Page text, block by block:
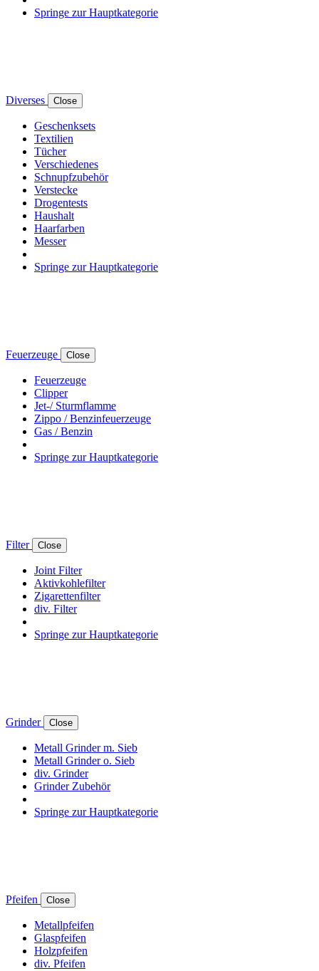
Springe zur Hauptkategorie
Diverses Close
Geschenksets
Textilien
Tücher
Verschiedenes
Schnupfzubehör
Verstecke
Drogentests
Haushalt
Haarfarben
Messer
Springe zur Hauptkategorie
Feuerzeuge Close
Feuerzeuge
Clipper
Jet-/ Sturmflamme
Zippo / Benzinfeuerzeuge
Gas / Benzin
Springe zur Hauptkategorie
Filter Close
Joint Filter
Aktivkohlefilter
Zigarettenfilter
div. Filter
Springe zur Hauptkategorie
Grinder Close
Metall Grinder m. Sieb
Metall Grinder o. Sieb
div. Grinder
Grinder Zubehör
Springe zur Hauptkategorie
Pfeifen Close
Metallpfeifen
Glaspfeifen
Holzpfeifen
div. Pfeifen